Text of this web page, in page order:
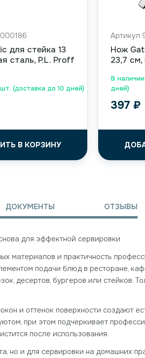
(доставка до 10 дней)
для стейка 13
сталь, P.L. Proff
В КОРЗИНУ
В
дней)
Артикул
Нож
23,7 см,
397 ₽
ДОКУМЕНТЫ ОТЗЫВЫ
для эффектной сервировки
материалов и практичность
подачи блюд в ресторане,
десертов, бургеров или стейков.
и оттенок поверхности создают
при этом подчеркивает
после использования.
но и для сервировки на домашних